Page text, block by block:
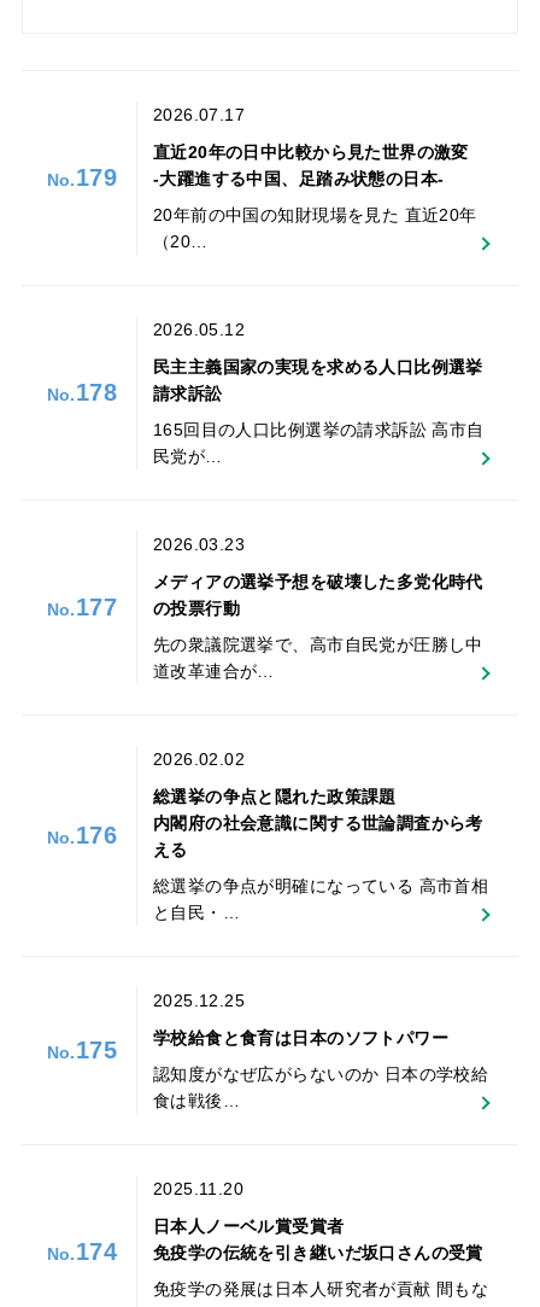
179
2026.07.17
直近20年の日中比較から見た世界の激変
‐大躍進する中国、足踏み状態の日本-
20年前の中国の知財現場を見た 直近20年
（20…
178
2026.05.12
民主主義国家の実現を求める人口比例選挙
請求訴訟
165回目の人口比例選挙の請求訴訟 高市自
民党が…
177
2026.03.23
メディアの選挙予想を破壊した多党化時代
の投票行動
先の衆議院選挙で、高市自民党が圧勝し中
道改革連合が…
176
2026.02.02
総選挙の争点と隠れた政策課題
内閣府の社会意識に関する世論調査から考
える
総選挙の争点が明確になっている 高市首相
と自民・…
175
2025.12.25
学校給食と食育は日本のソフトパワー
認知度がなぜ広がらないのか 日本の学校給
食は戦後…
174
2025.11.20
日本人ノーベル賞受賞者
免疫学の伝統を引き継いだ坂口さんの受賞
免疫学の発展は日本人研究者が貢献 間もな